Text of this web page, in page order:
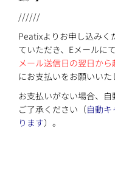
//////
Peatixよりお申し込みく
ていただき、Eメールに
メール送信日の翌日か
にお支払いをお願いいた
お支払いがない場合、自
ご了承ください（自動
ります）。